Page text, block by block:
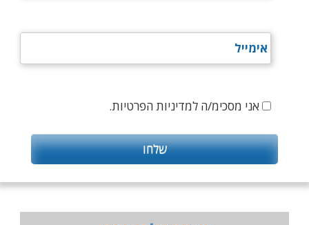
אני מסכימ/ה למדיניות הפרטיות.